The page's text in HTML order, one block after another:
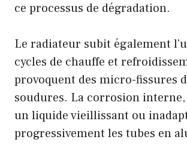
ce processus de dégradation.
Le radiateur subit également
cycles de chauffe et
provoquent des micro-fissures
soudures. La corrosion interne,
un liquide vieillissant ou
progressivement les tubes en